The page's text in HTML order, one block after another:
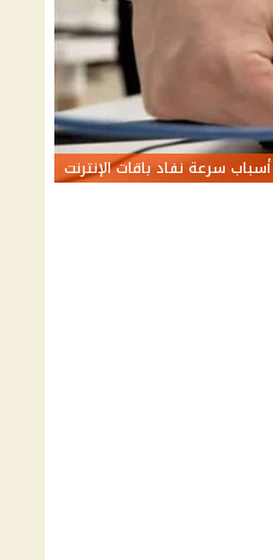
أسباب سرعة نفاد باقات الإنترنت